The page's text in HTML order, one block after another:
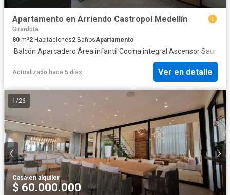
Apartamento en Arriendo Castropol Medellín
Girardota
80 m²2 Habitaciones2 BañosApartamento
·Balcón·Aparcadero·Área infantil ·Cocina integral ·Ascensor·Sauna
Actualizado hace 5 días Ver en detalle
1 /26
Casa·en alquiler
$ 60.000.000